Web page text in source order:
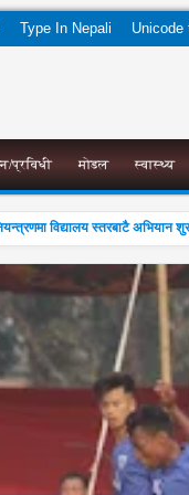
Type In Nepali Unicode
प्रविधी मोडल स्वास्थ्य
विद्यालय स्तरबाटै अभियान शुरु